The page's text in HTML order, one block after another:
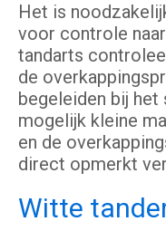
Het is
voor controle
tandarts
de
begeleiden bij het
mogelijk kleine
en de
direct opmerkt
Witte